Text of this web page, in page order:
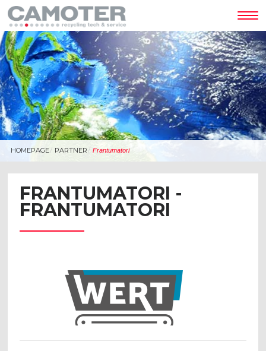
HOMEPAGE PARTNER Frantumatori
FRANTUMATORI -
FRANTUMATORI